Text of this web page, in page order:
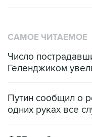
САМОЕ ЧИТАЕМОЕ
Число
Геленджиком
Путин сообщил о
одних руках все